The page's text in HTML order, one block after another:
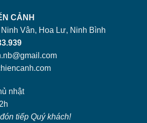
CẢNH
Vân, Hoa Lư, Ninh Bình
nhật
tiếp Quý khách!